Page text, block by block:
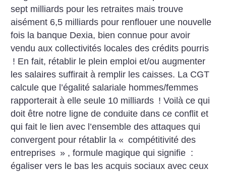
sept milliards pour les retraites mais trouve
aisément 6,5 milliards pour renflouer une nouvelle
fois la banque Dexia, bien connue pour avoir
vendu aux collectivités locales des crédits pourris
! En fait, rétablir le plein emploi et/ou augmenter
les salaires suffirait à remplir les caisses. La CGT
calcule que l’égalité salariale hommes/femmes
rapporterait à elle seule 10 milliards ! Voilà ce qui
doit être notre ligne de conduite dans ce conflit et
qui fait le lien avec l’ensemble des attaques qui
convergent pour rétablir la « compétitivité des
entreprises » , formule magique qui signifie :
égaliser vers le bas les acquis sociaux avec ceux